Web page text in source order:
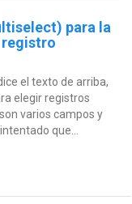
para la
registro
el texto de arriba,
elegir registros
varios campos y
que...